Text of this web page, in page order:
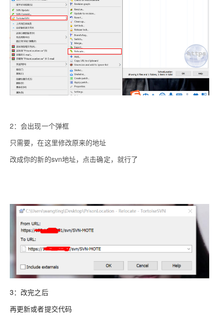
2：会出现一个弹框
只需要，在这里修改原来的地址
改成你的新的svn地址，点击确定，就行了
3：改完之后
再更新或者提交代码